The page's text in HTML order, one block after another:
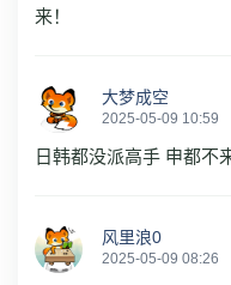
来！
大梦成空
2025-05-09 10:59
日韩都没派高手 申都不
风里浪0
2025-05-09 08:26